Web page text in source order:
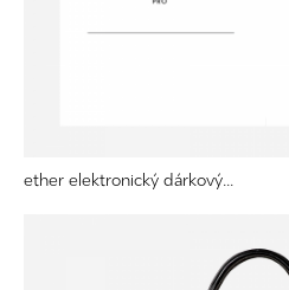
ether elektronický dárkový...